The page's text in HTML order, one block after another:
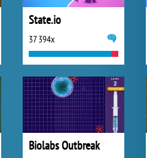
State.io
37 394x
Biolabs Outbreak